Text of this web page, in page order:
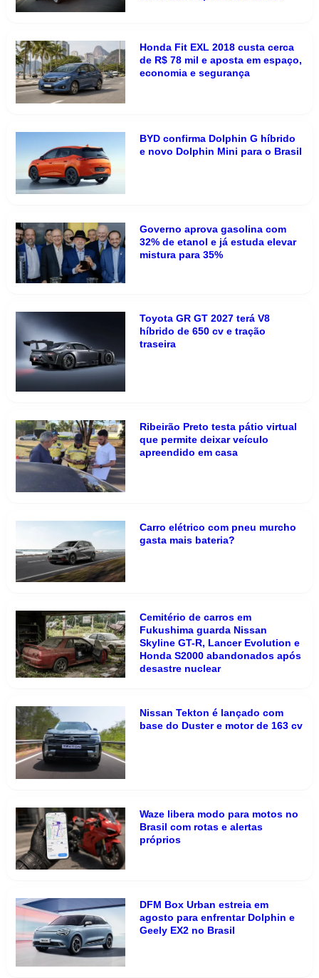
Honda Fit EXL 2018 custa cerca
de R$ 78 mil e aposta em espaço,
economia e segurança
BYD confirma Dolphin G híbrido
e novo Dolphin Mini para o Brasil
Governo aprova gasolina com
32% de etanol e já estuda elevar
mistura para 35%
Toyota GR GT 2027 terá V8
híbrido de 650 cv e tração
traseira
Ribeirão Preto testa pátio virtual
que permite deixar veículo
apreendido em casa
Carro elétrico com pneu murcho
gasta mais bateria?
Cemitério de carros em
Fukushima guarda Nissan
Skyline GT-R, Lancer Evolution e
Honda S2000 abandonados após
desastre nuclear
Nissan Tekton é lançado com
base do Duster e motor de 163 cv
Waze libera modo para motos no
Brasil com rotas e alertas
próprios
DFM Box Urban estreia em
agosto para enfrentar Dolphin e
Geely EX2 no Brasil